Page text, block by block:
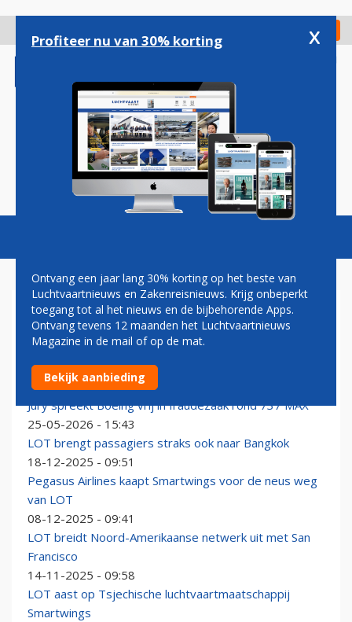
gaan
Check in
Magazine Podcasts Vacatures
LOT
LOT opent in maart 2027 nieuwe route naar Hanoi
31-07-2026 - 09:59
Jury spreekt Boeing vrij in fraudezaak rond 737 MAX
25-05-2026 - 15:43
LOT brengt passagiers straks ook naar Bangkok
18-12-2025 - 09:51
Pegasus Airlines kaapt Smartwings voor de neus weg
van LOT
08-12-2025 - 09:41
LOT breidt Noord-Amerikaanse netwerk uit met San
Francisco
14-11-2025 - 09:58
LOT aast op Tsjechische luchtvaartmaatschappij
Smartwings
Profiteer nu van 30% korting x
Ontvang een jaar lang 30% korting op het beste van
Luchtvaartnieuws en Zakenreisnieuws. Krijg onbeperkt
toegang tot al het nieuws en de bijbehorende Apps.
Ontvang tevens 12 maanden het Luchtvaartnieuws
Magazine in de mail of op de mat.
Bekijk aanbieding